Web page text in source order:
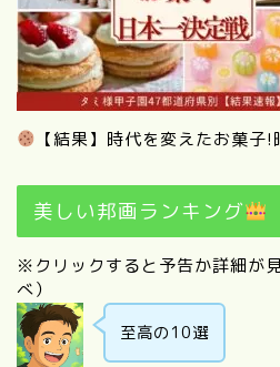
【結果】時代を変えたお菓
美しい邦画ランキング
※クリックすると予告か詳細が
べ）
至高の10選